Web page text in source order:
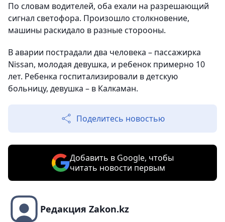
По словам водителей, оба ехали на разрешающий
сигнал светофора. Произошло столкновение,
машины раскидало в разные сторооны.
В аварии пострадали два человека – пассажирка
Nissan, молодая девушка, и ребенок примерно 10
лет. Ребенка госпитализировали в детскую
больницу, девушка – в Калкаман.
Поделитесь новостью
Добавить в Google, чтобы
читать новости первым
Редакция Zakon.kz